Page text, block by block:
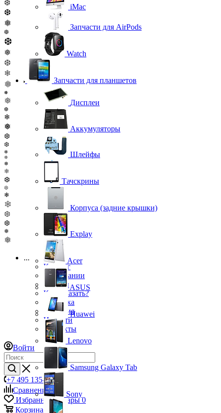
❆
❆
❅
❆
❆
❅
❆
❄
❅
❅
❅
❆
❄
❅
❆
❆
❄
❅
❅
❄
❆
❆
❄
❄
❆
❆
❅
❅
...
Каталог
О компании
Бренды
Как заказать?
Доставка
Гарантия
Новости
Контакты
Войти
+7 495 135-39-43
Сравнение0
Избранные товары 0
Корзина
iMac
Запчасти для AirPods
Watch
Запчасти для планшетов
Дисплеи
Аккумуляторы
Шлейфы
Тачскрины
Корпуса (задние крышки)
Explay
Acer
ASUS
Huawei
Lenovo
Samsung Galaxy Tab
Sony